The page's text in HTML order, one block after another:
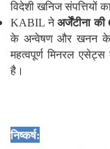
विदेशी खनिज संपत्तियों
KABIL नेअर्जेंटीना की
के अन्वेषण और खनन के
महत्वपूर्ण मिनरल
है।
निष्कर्ष: